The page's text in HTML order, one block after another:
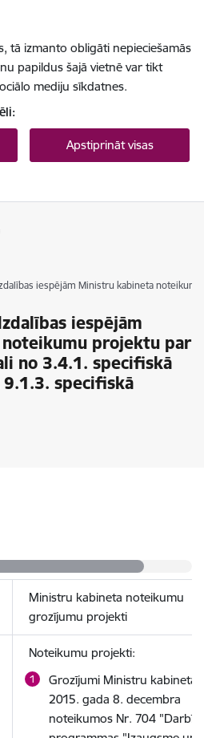
tā izmanto obligāti nepieciešamās
papildus šajā vietnē var tikt
mediju sīkdatnes.
Apstiprināt visas
iespējām Ministru kabineta
iespējām
projektu par
no 3.4.1. specifiskā
specifiskā
Ministru kabineta noteikumu
grozījumu projekti
Noteikumu projekti:
Grozījumi Ministru kabineta
2015. gada 8. decembra
noteikumos Nr. 704